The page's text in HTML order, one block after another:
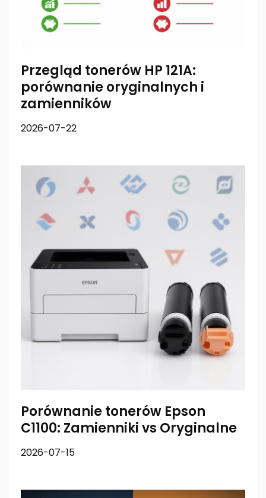
Przegląd tonerów HP 121A:
porównanie oryginalnych i
zamienników
2026-07-22
Porównanie tonerów Epson
C1100: Zamienniki vs Oryginalne
2026-07-15